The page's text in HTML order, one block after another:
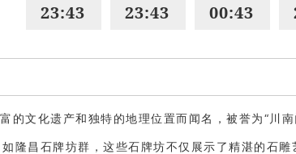
23:43 23:43 00:43
文化遗产和独特的地理位置而闻名，被誉为“川
昌石牌坊群，这些石牌坊不仅展示了精湛的石雕